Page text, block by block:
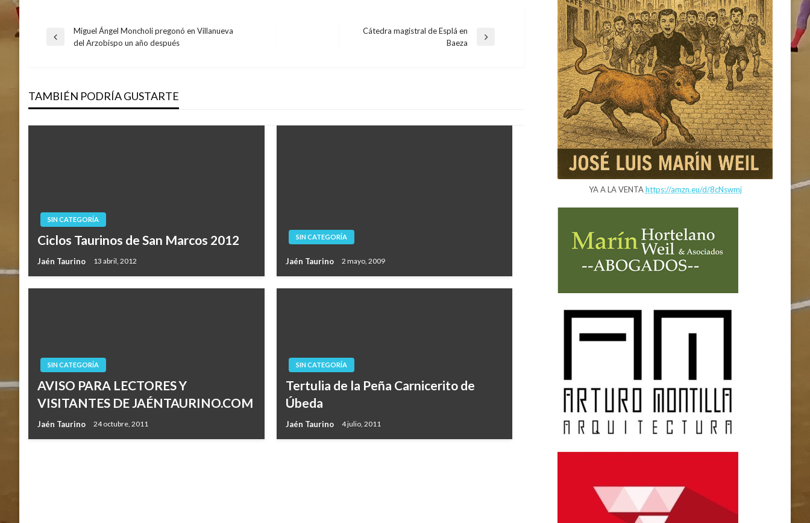
Navegación
entradas
Entrada
Miguel Ángel Moncholi pregonó en Villanueva
del Arzobispo un año después
Cátedra magistral de Esplá en
Baeza
TAMBIÉN PODRÍA GUSTARTE
SIN CATEGORÍA
Ciclos Taurinos de San Marcos 2012
Jaén Taurino 13 abril, 2012
SIN CATEGORÍA
Jaén Taurino 2 mayo, 2009
SIN CATEGORÍA
AVISO PARA LECTORES Y
VISITANTES DE JAÉNTAURINO.COM
Jaén Taurino 24 octubre, 2011
SIN CATEGORÍA
Tertulia de la Peña Carnicerito de
Úbeda
Jaén Taurino 4 julio, 2011
YA A LA VENTAhttps://amzn.eu/d/8cNswmj